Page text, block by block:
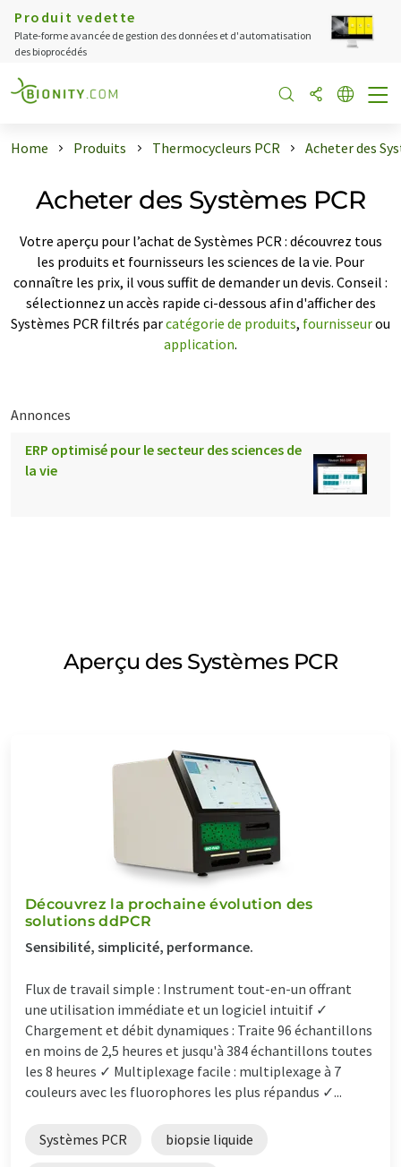
Produit vedette
Plate-forme avancée de gestion des données et d'automatisation
des bioprocédés
Home Produits Thermocycleurs PCR Acheter des
Acheter des Systèmes PCR
Votre aperçu pour l’achat de Systèmes PCR : découvrez tous
les produits et fournisseurs les sciences de la vie. Pour
connaître les prix, il vous suffit de demander un devis. Conseil :
sélectionnez un accès rapide ci-dessous afin d'afficher des
Systèmes PCR filtrés parcatégorie de produits, fournisseurou
application.
Annonces
ERP optimisé pour le secteur des sciences de
la vie
Aperçu des Systèmes PCR
Découvrez la prochaine évolution des
solutions ddPCR
Sensibilité, simplicité, performance.
Flux de travail simple : Instrument tout-en-un offrant
une utilisation immédiate et un logiciel intuitif ✓
Chargement et débit dynamiques : Traite 96 échantillons
en moins de 2,5 heures et jusqu'à 384 échantillons toutes
les 8 heures ✓ Multiplexage facile : multiplexage à 7
couleurs avec les fluorophores les plus répandus ✓...
Systèmes PCR biopsie liquide